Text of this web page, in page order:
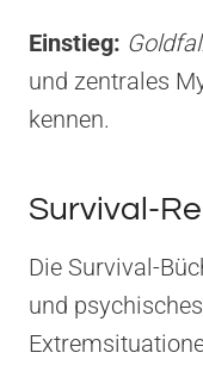
Einstieg:
und zentrales
kennen.
Survival-
Die Survival-
und